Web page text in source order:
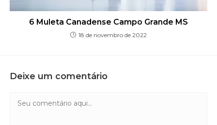
6 Muleta Canadense Campo Grande MS
18 de novembro de 2022
Deixe um comentário